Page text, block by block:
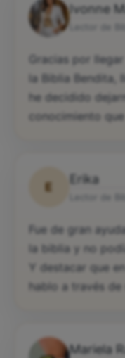
Ivonne
Gracias por
la Biblia Bendita,
he decidido
conocimiento
E
Erika
Fue de gran
la biblia y no
Y destacar que
hablo a través de
Mariela